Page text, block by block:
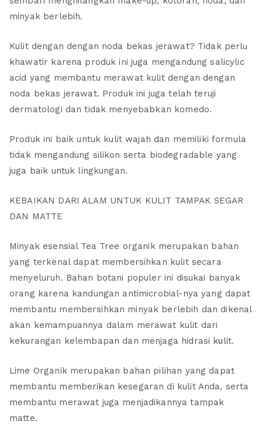
minyak berlebih.
Kulit dengan dengan noda bekas jerawat? Tidak perlu
khawatir karena produk ini juga mengandung salicylic
acid yang membantu merawat kulit dengan dengan
noda bekas jerawat. Produk ini juga telah teruji
dermatologi dan tidak menyebabkan komedo.
Produk ini baik untuk kulit wajah dan memiliki formula
tidak mengandung silikon serta biodegradable yang
juga baik untuk lingkungan.
KEBAIKAN DARI ALAM UNTUK KULIT TAMPAK SEGAR
DAN MATTE
Minyak esensial Tea Tree organik merupakan bahan
yang terkenal dapat membersihkan kulit secara
menyeluruh. Bahan botani populer ini disukai banyak
orang karena kandungan antimicrobial-nya yang dapat
membantu membersihkan minyak berlebih dan dikenal
akan kemampuannya dalam merawat kulit dari
kekurangan kelembapan dan menjaga hidrasi kulit.
Lime Organik merupakan bahan pilihan yang dapat
membantu memberikan kesegaran di kulit Anda, serta
membantu merawat juga menjadikannya tampak
matte.